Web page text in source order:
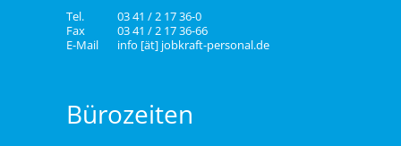
Tel.
03 41 / 2 17 36-0
Fax
03 41 / 2 17 36-66
E-Mail
info [ät] jobkraft-personal.de
Bürozeiten